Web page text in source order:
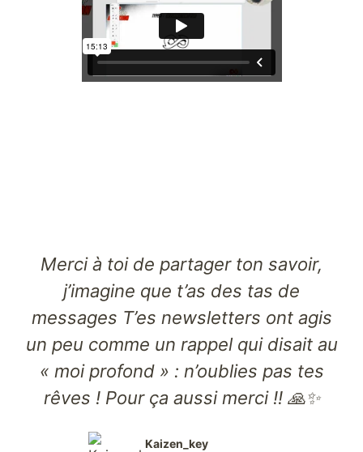
Merci à toi de partager ton savoir,
j’imagine que t’as des tas de
messages T’es newsletters ont agis
un peu comme un rappel qui disait au
« moi profond » : n’oublies pas tes
rêves ! Pour ça aussi merci !! 🙏✨
Kaizen_key